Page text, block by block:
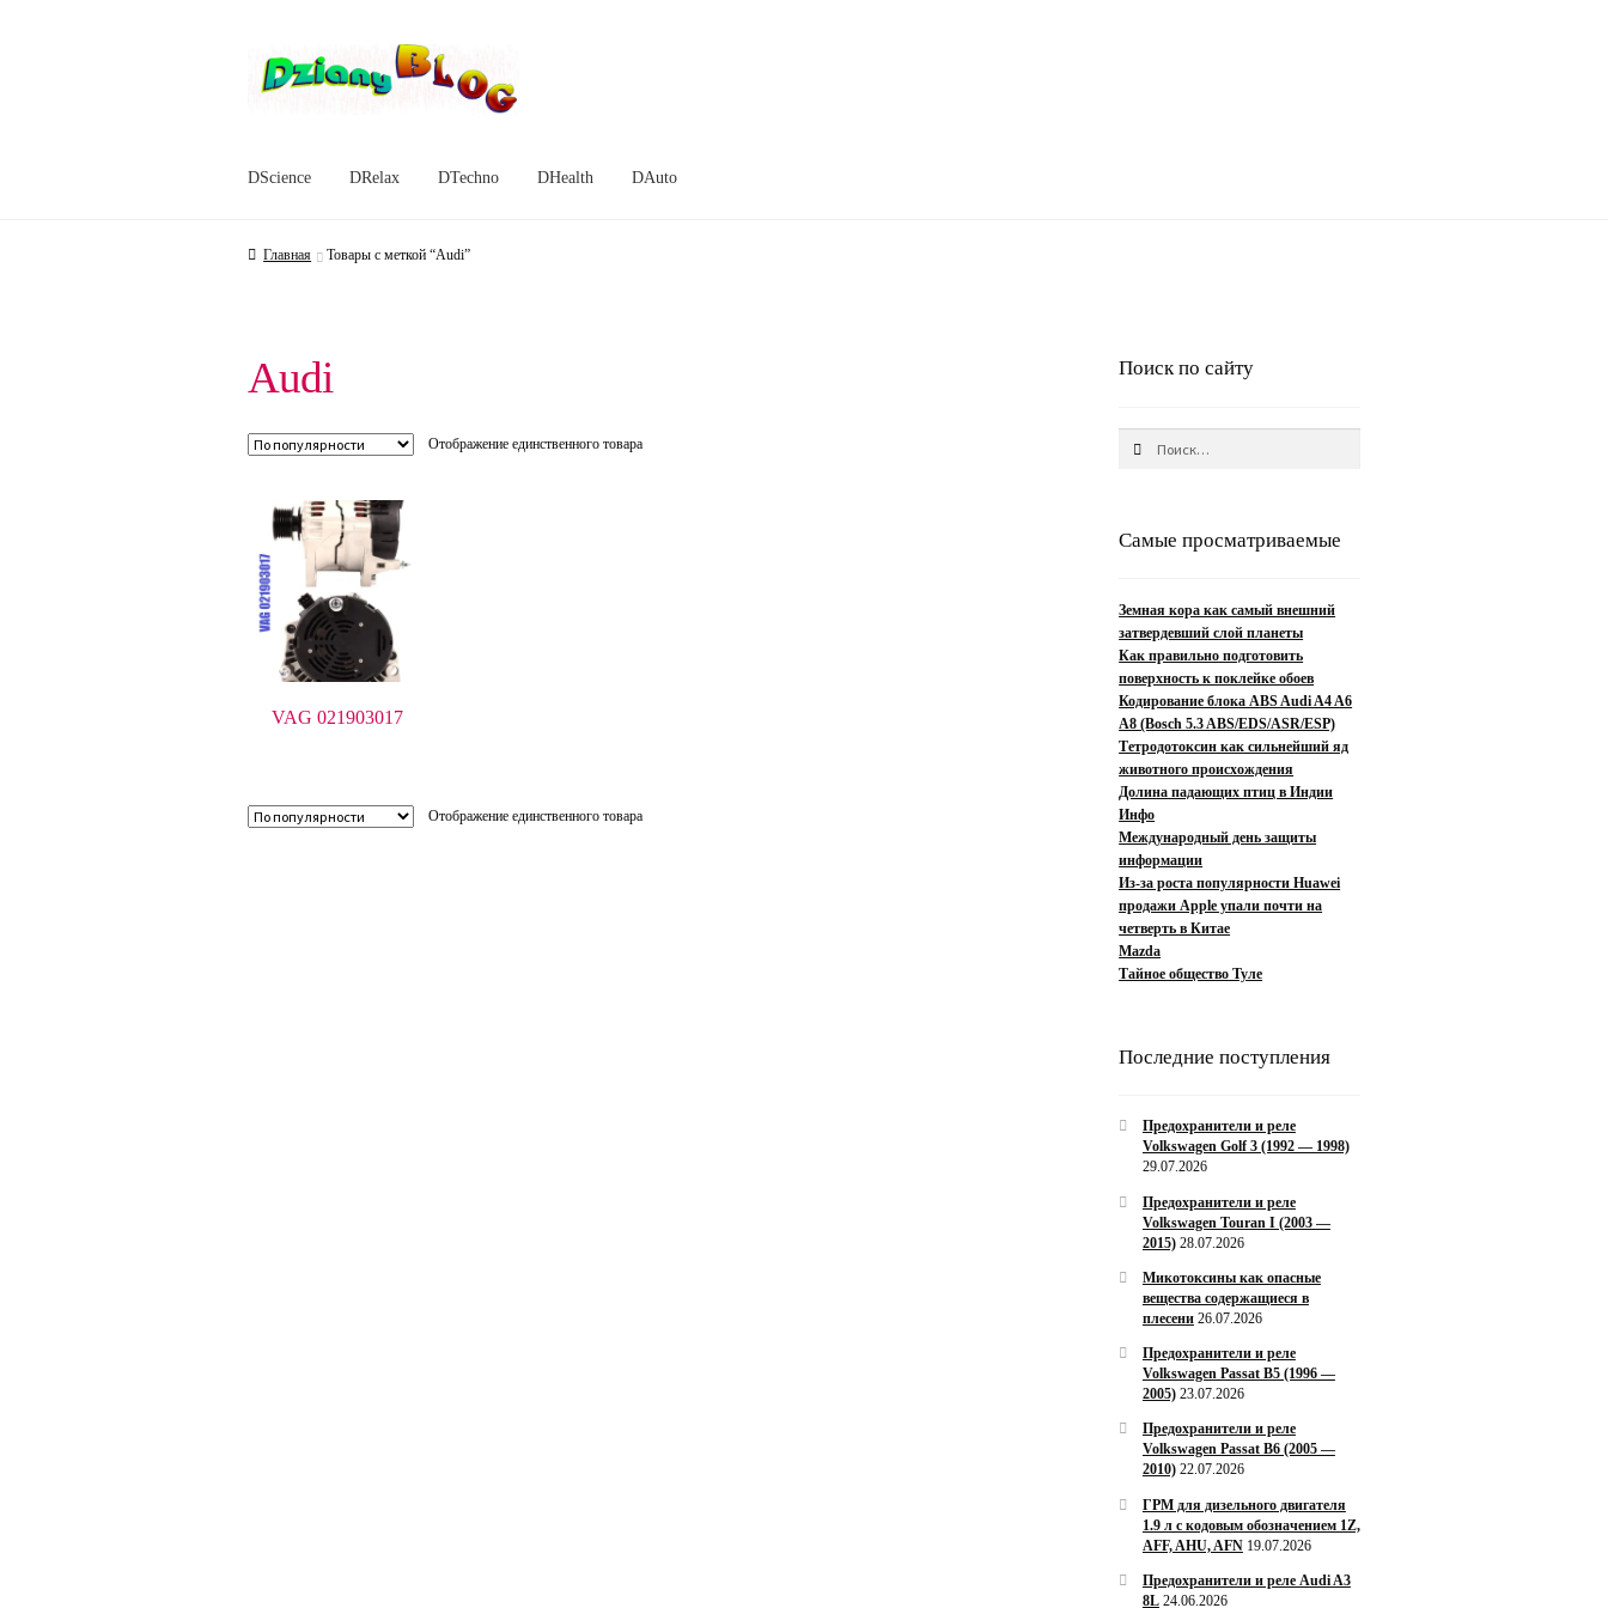
Перейти
Перейти
DScience DRelax DTechno DHealth DAuto
Главная Товары с меткой “Audi”
Audi
Отображение единственного товара
VAG 021903017
Отображение единственного товара
Поиск по сайту
Самые просматриваемые
Земная кора как самый внешний
затвердевший слой планеты
Как правильно подготовить
поверхность к поклейке обоев
Кодирование блока ABS Audi A4 A6
A8 (Bosch 5.3 ABS/EDS/ASR/ESP)
Тетродотоксин как сильнейший яд
животного происхождения
Долина падающих птиц в Индии
Инфо
Международный день защиты
информации
Из-за роста популярности Huawei
продажи Apple упали почти на
четверть в Китае
Mazda
Тайное общество Туле
Последние поступления
Предохранители и реле
Volkswagen Golf 3 (1992 — 1998)
29.07.2026
Предохранители и реле
Volkswagen Touran I (2003 —
2015) 28.07.2026
Микотоксины как опасные
вещества содержащиеся в
плесени 26.07.2026
Предохранители и реле
Volkswagen Passat B5 (1996 —
2005) 23.07.2026
Предохранители и реле
Volkswagen Passat B6 (2005 —
2010) 22.07.2026
ГРМ для дизельного двигателя
1.9 л с кодовым обозначением 1Z,
AFF, AHU, AFN 19.07.2026
Предохранители и реле Audi A3
8L 24.06.2026